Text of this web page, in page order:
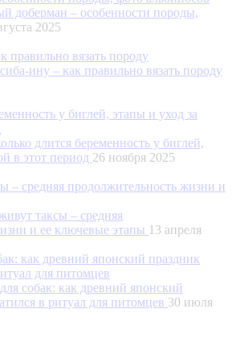
доберман – особенности породы,
2025
ину – как правильно вязать породу
длится беременность у биглей,
в этот период 26 ноября 2025
таксы – средняя
и ее ключевые этапы 13 апреля
собак: как древний японский
в ритуал для питомцев 30 июля